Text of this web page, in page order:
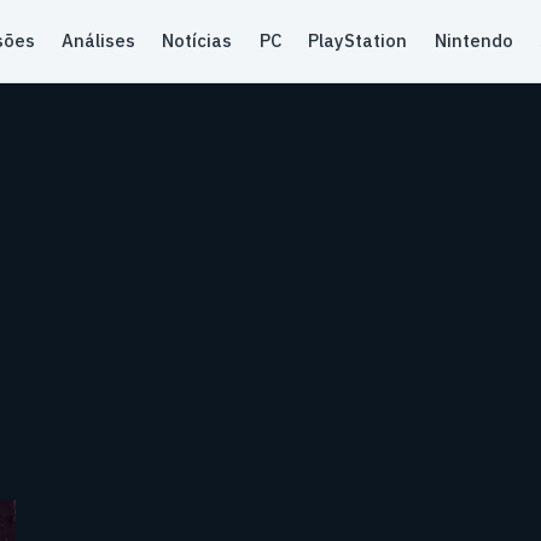
Análises Notícias PC PlayStation Nintendo